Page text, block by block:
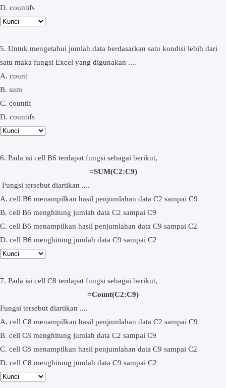
D. countifs
5. Untuk mengetahui jumlah data berdasarkan satu kondisi lebih dari
satu maka fungsi Excel yang digunakan ....
A. count
B. sum
C. countif
D. countifs
6. Pada isi cell B6 terdapat fungsi sebagai berikut,
=SUM(C2:C9)
Fungsi tersebut diartikan ....
A. cell B6 menampilkan hasil penjumlahan data C2 sampai C9
B. cell B6 menghitung jumlah data C2 sampai C9
C. cell B6 menampilkan hasil penjumlahan data C9 sampai C2
D. cell B6 menghitung jumlah data C9 sampai C2
7. Pada isi cell C8 terdapat fungsi sebagai berikut,
=Count(C2:C9)
Fungsi tersebut diartikan ....
A. cell C8 menampilkan hasil penjumlahan data C2 sampai C9
B. cell C8 menghitung jumlah data C2 sampai C9
C. cell C8 menampilkan hasil penjumlahan data C9 sampai C2
D. cell C8 menghitung jumlah data C9 sampai C2